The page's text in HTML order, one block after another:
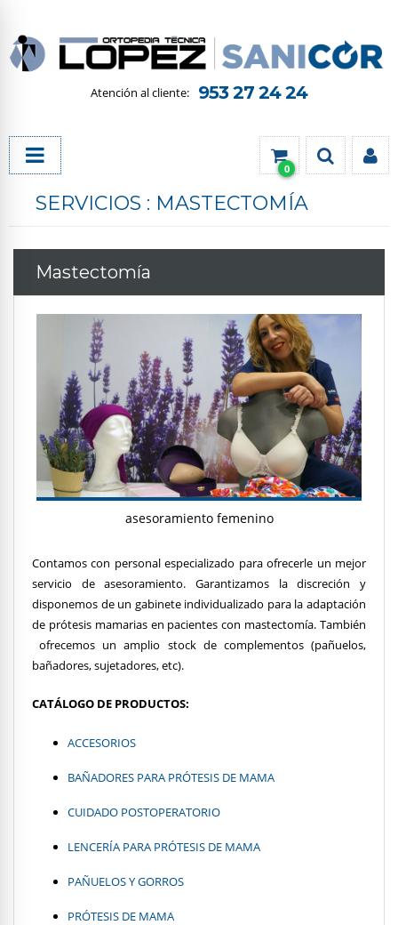
953 27 24 24
0
SERVICIOS : MASTECTOMÍA
Mastectomía
asesoramiento femenino
Contamos con personal especializado para ofrecerle un mejor
servicio de asesoramiento. Garantizamos la discreción y
disponemos de un gabinete individualizado para la adaptación
de prótesis mamarias en pacientes con mastectomía. También
ofrecemos un amplio stock de complementos (pañuelos,
bañadores, sujetadores, etc).
CATÁLOGO DE PRODUCTOS:
ACCESORIOS
BAÑADORES PARA PRÓTESIS DE MAMA
CUIDADO POSTOPERATORIO
LENCERÍA PARA PRÓTESIS DE MAMA
PAÑUELOS Y GORROS
PRÓTESIS DE MAMA